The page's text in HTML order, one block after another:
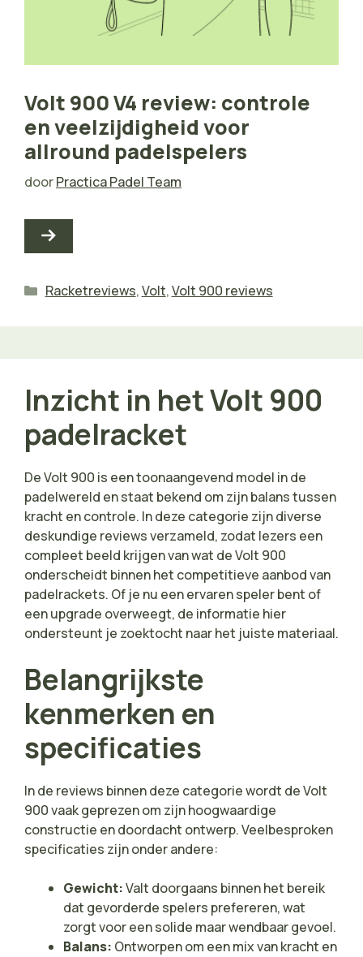
Volt 900 V4 review: controle
en veelzijdigheid voor
allround padelspelers
doorPractica Padel Team
Categorieën
Racketreviews,Volt,Volt 900 reviews
Inzicht in het Volt 900
padelracket
De Volt 900 is een toonaangevend model in de
padelwereld en staat bekend om zijn balans tussen
kracht en controle. In deze categorie zijn diverse
deskundige reviews verzameld, zodat lezers een
compleet beeld krijgen van wat de Volt 900
onderscheidt binnen het competitieve aanbod van
padelrackets. Of je nu een ervaren speler bent of
een upgrade overweegt, de informatie hier
ondersteunt je zoektocht naar het juiste materiaal.
Belangrijkste
kenmerken en
specificaties
In de reviews binnen deze categorie wordt de Volt
900 vaak geprezen om zijn hoogwaardige
constructie en doordacht ontwerp. Veelbesproken
specificaties zijn onder andere:
Gewicht:Valt doorgaans binnen het bereik
dat gevorderde spelers prefereren, wat
zorgt voor een solide maar wendbaar gevoel.
Balans: Ontworpen om een mix van kracht en